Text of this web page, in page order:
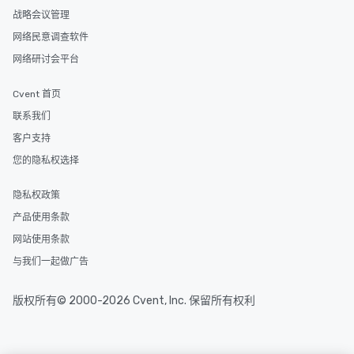
战略会议管理
网络民意调查软件
网络研讨会平台
Cvent 首页
联系我们
客户支持
您的隐私权选择
隐私权政策
产品使用条款
网站使用条款
与我们一起做广告
版权所有© 2000-2026 Cvent, Inc. 保留所有权利